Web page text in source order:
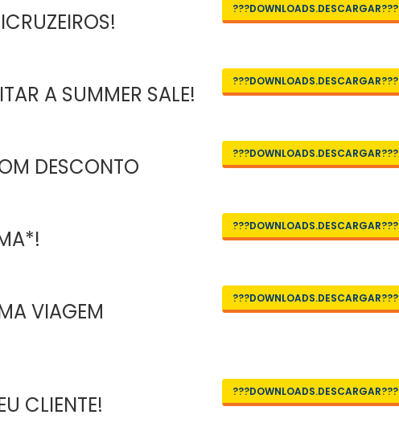
???DOWNLOADS.DESCARGAR???
A SUMMER SALE!
???DOWNLOADS.DESCARGAR???
DESCONTO
???DOWNLOADS.DESCARGAR???
???DOWNLOADS.DESCARGAR???
VIAGEM
???DOWNLOADS.DESCARGAR???
CLIENTE!
???DOWNLOADS.DESCARGAR???